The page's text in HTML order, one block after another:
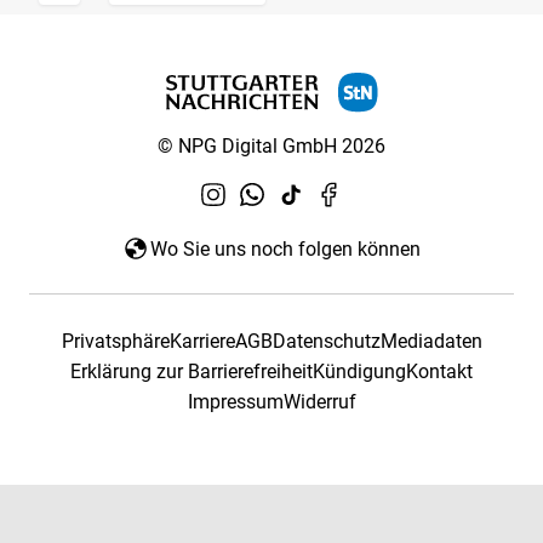
© NPG Digital GmbH 2026
Wo Sie uns noch folgen können
PrivatsphäreKarriereAGBDatenschutzMediadaten
Erklärung zur BarrierefreiheitKündigungKontakt
ImpressumWiderruf